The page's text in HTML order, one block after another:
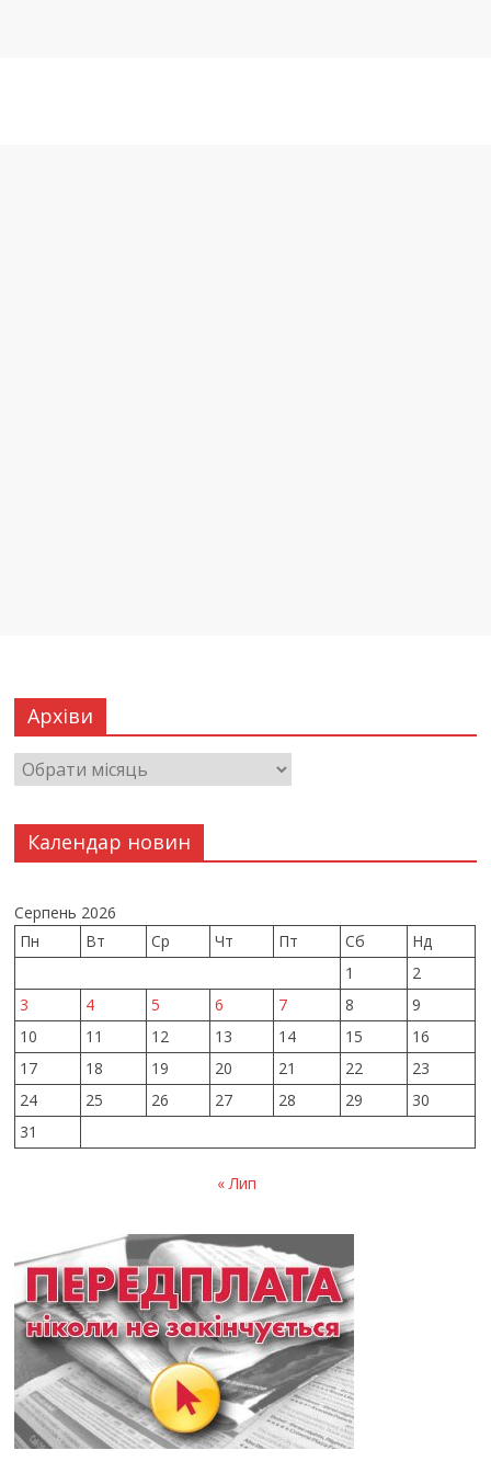
Архіви
Календар новин
Серпень 2026
Пн
Вт Ср Чт Пт Сб
Нд
1
2
3
4 5 6 7 8
9
10
11 12 13 14 15
16
17
18 19 20 21 22
23
24
25 26 27 28 29
30
31
« Лип